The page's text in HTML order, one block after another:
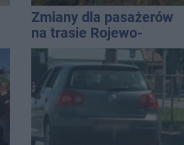
Zmiany dla pasażerów
na trasie Rojewo-
Inowrocław